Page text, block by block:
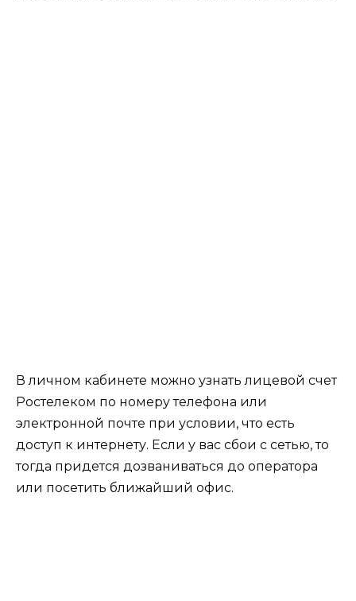
В личном кабинете можно узнать лицевой счет
Ростелеком по номеру телефона или
электронной почте при условии, что есть
доступ к интернету. Если у вас сбои с сетью, то
тогда придется дозваниваться до оператора
или посетить ближайший офис.